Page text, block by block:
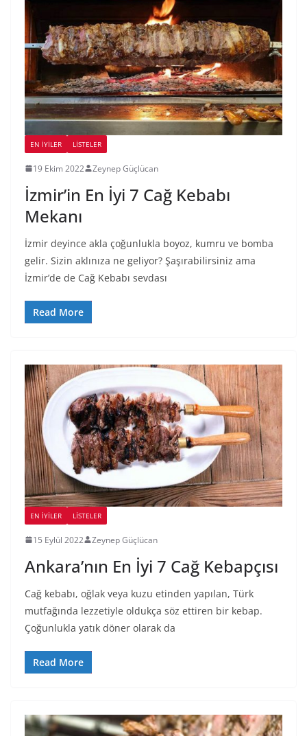
EN İYILER LİSTELER
19 Ekim 2022 Zeynep Güçlücan
İzmir’in En İyi 7 Cağ Kebabı
Mekanı
İzmir deyince akla çoğunlukla boyoz, kumru ve bomba
gelir. Sizin aklınıza ne geliyor? Şaşırabilirsiniz ama
İzmir’de de Cağ Kebabı sevdası
Read More
EN İYILER LİSTELER
15 Eylül 2022 Zeynep Güçlücan
Ankara’nın En İyi 7 Cağ Kebapçısı
Cağ kebabı, oğlak veya kuzu etinden yapılan, Türk
mutfağında lezzetiyle oldukça söz ettiren bir kebap.
Çoğunlukla yatık döner olarak da
Read More